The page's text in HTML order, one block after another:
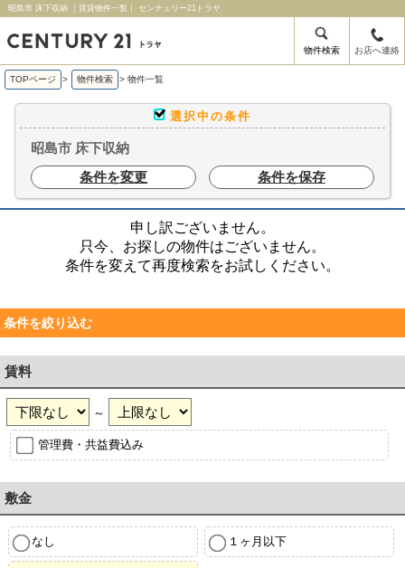
昭島市 床下収納 ｜賃貸物件一覧｜ センチュリー21トラヤ
物件検索 お店へ連絡
TOPページ > 物件検索 > 物件一覧
選択中の条件
昭島市 床下収納
条件を変更
条件を保存
申し訳ございません。
只今、お探しの物件はございません。
条件を変えて再度検索をお試しください。
条件を絞り込む
賃料
～
管理費・共益費込み
敷金
なし １ヶ月以下